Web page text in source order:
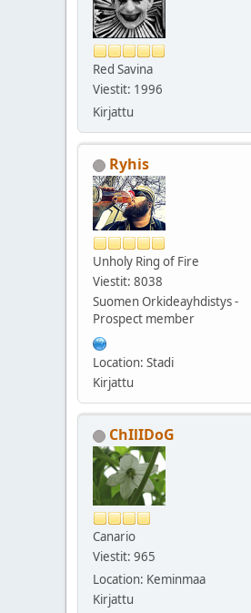
Red Savina
Viestit: 1996
Kirjattu
Ryhis
Unholy Ring of Fire
Viestit: 8038
Suomen Orkideayhdistys -
Prospect member
Location: Stadi
Kirjattu
ChIlIDoG
Canario
Viestit: 965
Location: Keminmaa
Kirjattu